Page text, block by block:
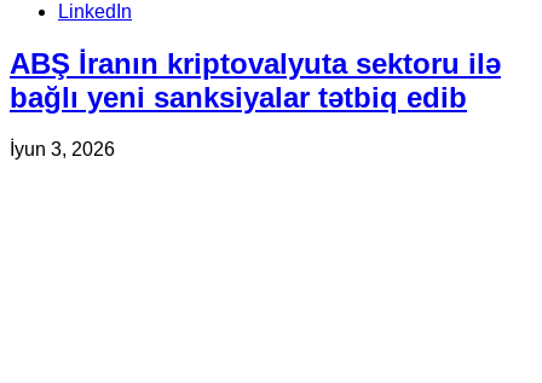
LinkedIn
ABŞ İranın kriptovalyuta sektoru ilə
bağlı yeni sanksiyalar tətbiq edib
İyun 3, 2026